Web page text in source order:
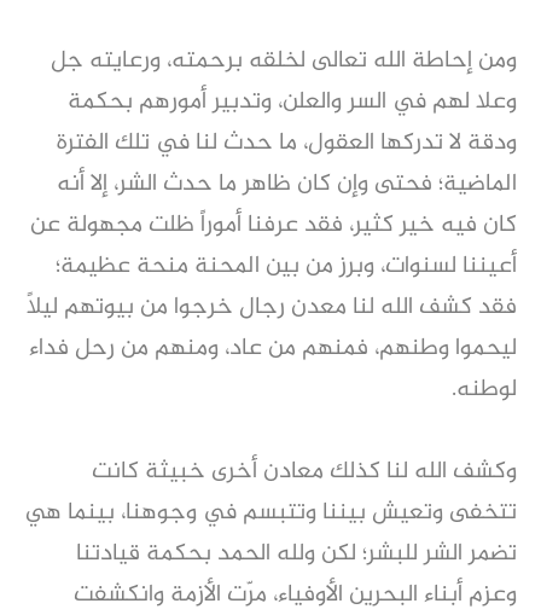
ومن إحاطة الله تعالى لخلقه برحمته، ورعايته جل
وعلا لهم في السر والعلن، وتدبير أمورهم بحكمة
ودقة لا تدركها العقول، ما حدث لنا في تلك الفترة
الماضية؛ فحتى وإن كان ظاهر ما حدث الشر، إلا أنه
كان فيه خير كثير، فقد عرفنا أموراً ظلت مجهولة عن
أعيننا لسنوات، وبرز من بين المحنة منحة عظيمة؛
فقد كشف الله لنا معدن رجال خرجوا من بيوتهم ليلاً
ليحموا وطنهم، فمنهم من عاد، ومنهم من رحل فداء
لوطنه.
وكشف الله لنا كذلك معادن أخرى خبيثة كانت
تتخفى وتعيش بيننا وتتبسم في وجوهنا، بينما هي
تضمر الشر للبشر؛ لكن ولله الحمد بحكمة قيادتنا
وعزم أبناء البحرين الأوفياء، مرّت الأزمة وانكشفت